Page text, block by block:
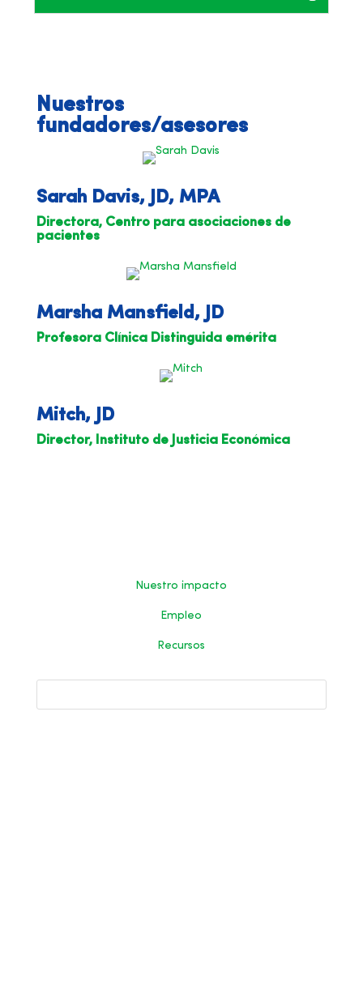
Nuestros
fundadores/asesores
Sarah Davis, JD, MPA
Directora, Centro para asociaciones de
pacientes
Marsha Mansfield, JD
Profesora Clínica Distinguida emérita
Mitch, JD
Director, Instituto de Justicia Económica
Nuestro impacto
Empleo
Recursos